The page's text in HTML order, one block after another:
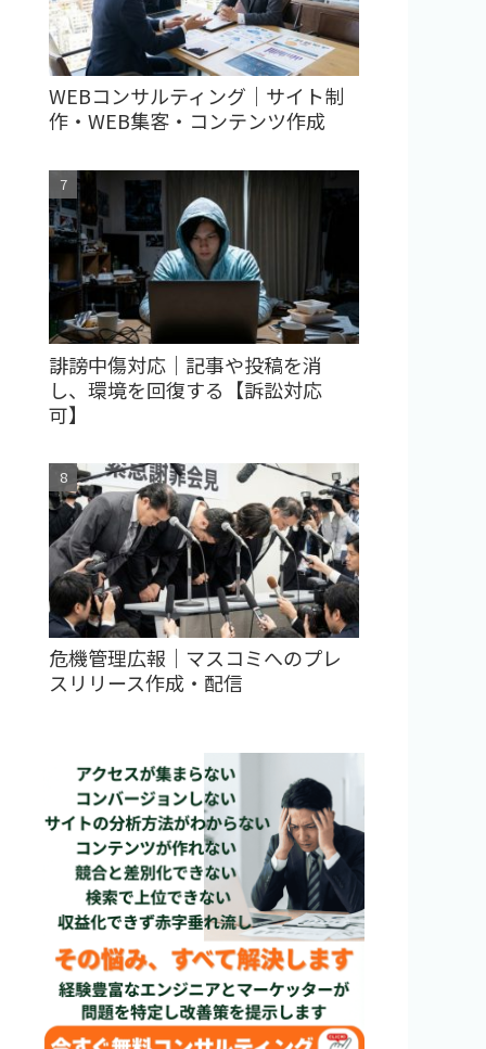
WEBコンサルティング｜サイト制
作・WEB集客・コンテンツ作成
誹謗中傷対応｜記事や投稿を消
し、環境を回復する【訴訟対応
可】
危機管理広報｜マスコミへのプレ
スリリース作成・配信